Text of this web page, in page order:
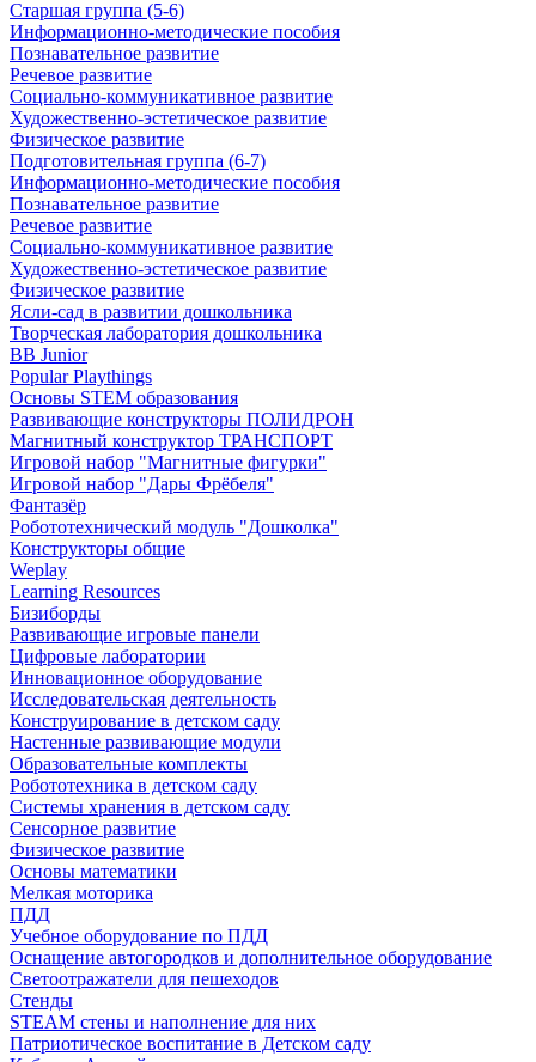
Старшая группа (5-6)
Информационно-методические пособия
Познавательное развитие
Речевое развитие
Социально-коммуникативное развитие
Художественно-эстетическое развитие
Физическое развитие
Подготовительная группа (6-7)
Информационно-методические пособия
Познавательное развитие
Речевое развитие
Социально-коммуникативное развитие
Художественно-эстетическое развитие
Физическое развитие
Ясли-сад в развитии дошкольника
Творческая лаборатория дошкольника
BB Junior
Popular Playthings
Основы STEM образования
Развивающие конструкторы ПОЛИДРОН
Магнитный конструктор ТРАНСПОРТ
Игровой набор "Магнитные фигурки"
Игровой набор "Дары Фрёбеля"
Фантазёр
Робототехнический модуль "Дошколка"
Конструкторы общие
Weplay
Learning Resources
Бизиборды
Развивающие игровые панели
Цифровые лаборатории
Инновационное оборудование
Исследовательская деятельность
Конструирование в детском саду
Настенные развивающие модули
Образовательные комплекты
Робототехника в детском саду
Системы хранения в детском саду
Сенсорное развитие
Физическое развитие
Основы математики
Мелкая моторика
ПДД
Учебное оборудование по ПДД
Оснащение автогородков и дополнительное оборудование
Светоотражатели для пешеходов
Стенды
STEAM стены и наполнение для них
Патриотическое воспитание в Детском саду